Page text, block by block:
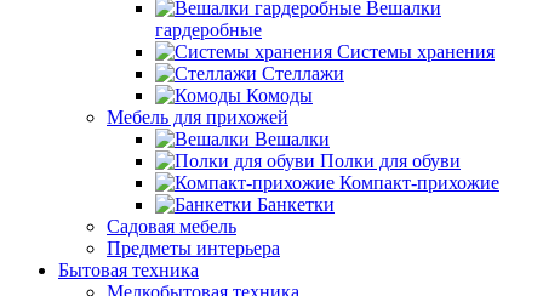
Вешалки
гардеробные
Системы хранения
Стеллажи
Комоды
Мебель для прихожей
Вешалки
Полки для обуви
Компакт-прихожие
Банкетки
Садовая мебель
Предметы интерьера
Бытовая техника
Мелкобытовая техника